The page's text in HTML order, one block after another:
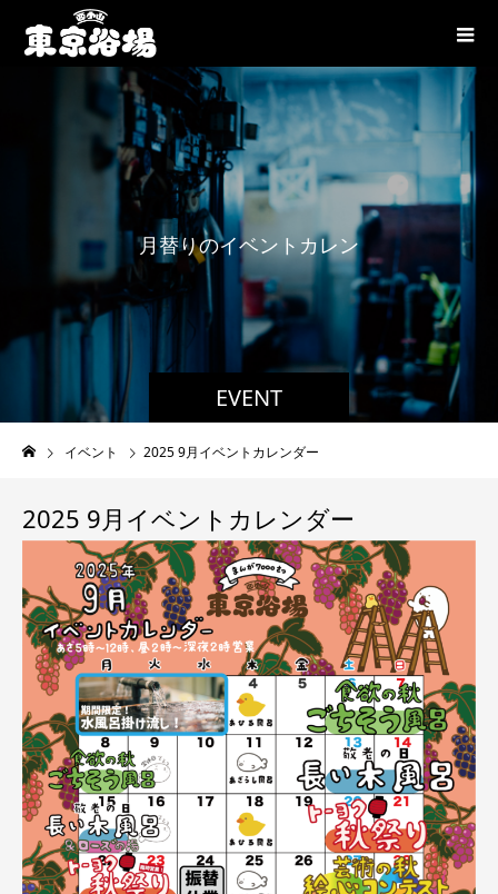
EVENT
月替りのイベントカレンダー
イベント 2025 9月イベントカレンダー
2025 9月イベントカレンダー